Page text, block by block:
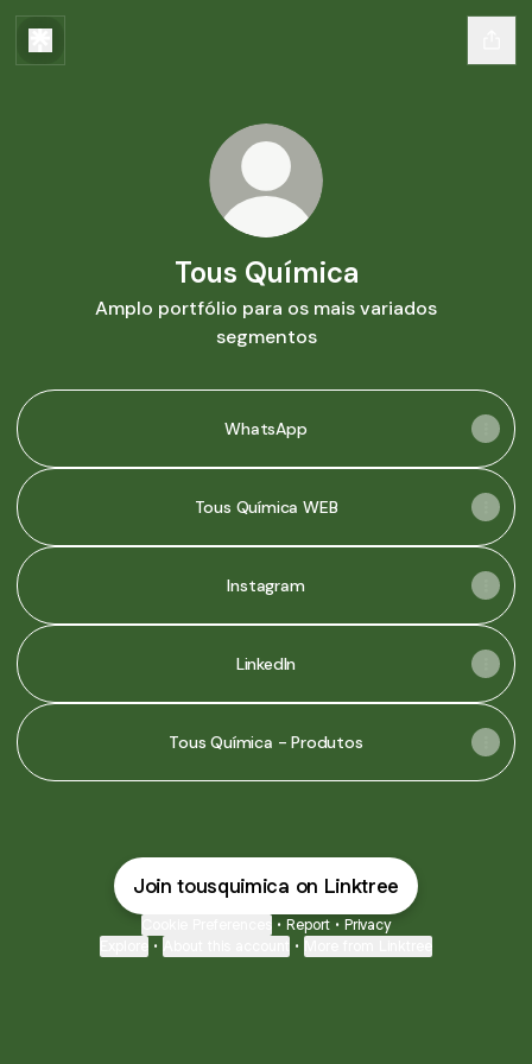
Tous Química
Amplo portfólio para os mais variados
segmentos
WhatsApp
Tous Química WEB
Instagram
LinkedIn
Tous Química - Produtos
Join tousquimica on Linktree
• Report • Privacy
• •